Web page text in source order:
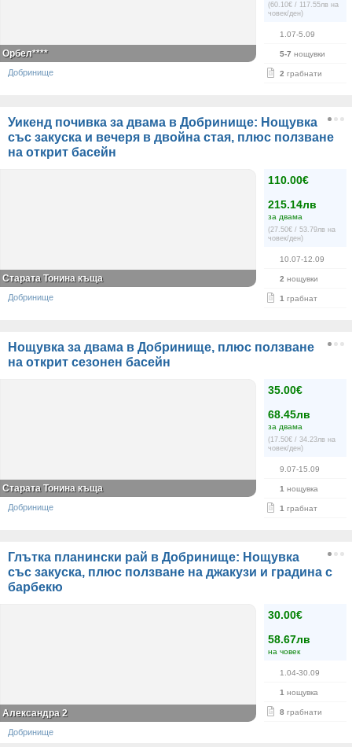
(60.10€ / 117.55лв на
човек/ден)
1.07-5.09
5-7 нощувки
2 грабнати
Орбел****
Добринище
Уикенд почивка за двама в Добринище: Нощувка
със закуска и вечеря в двойна стая, плюс ползване
на открит басейн
110.00€
215.14лв
за двама
(27.50€ / 53.79лв на
човек/ден)
10.07-12.09
2 нощувки
1 грабнат
Старата Тонина къща
Добринище
Нощувка за двама в Добринище, плюс ползване
на открит сезонен басейн
35.00€
68.45лв
за двама
(17.50€ / 34.23лв на
човек/ден)
9.07-15.09
1 нощувка
1 грабнат
Старата Тонина къща
Добринище
Глътка планински рай в Добринище: Нощувка
със закуска, плюс ползване на джакузи и градина с
барбекю
30.00€
58.67лв
на човек
1.04-30.09
1 нощувка
8 грабнати
Александра 2
Добринище